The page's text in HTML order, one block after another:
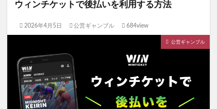
ウィンチケットで後払いを利用する方法
2026年4月5日 公営ギャンブル 684view
公営ギャンブル